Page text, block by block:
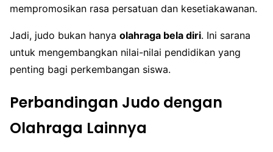
mempromosikan rasa persatuan dan kesetiakawanan.
Jadi, judo bukan hanya olahraga bela diri. Ini sarana
untuk mengembangkan nilai-nilai pendidikan yang
penting bagi perkembangan siswa.
Perbandingan Judo dengan
Olahraga Lainnya